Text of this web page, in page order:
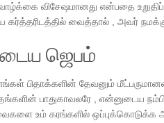
விசேஷமானது என்பதை
கர்த்தரிடத்தில் வைத்தால் , அவர்
ஜெபம்
பிதாக்களின் தேவனும்
பாதுகாவலரே , என்னுடைய
உம் கரங்களில் ஒப்புக்கொடுக்க